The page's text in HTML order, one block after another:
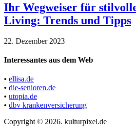
Ihr Wegweiser für
Living: Trends und Tipps
22. Dezember 2023
Interessantes aus dem Web
• ellisa.de
• die-senioren.de
• utopia.de
• dbv krankenversicherung
Copyright © 2026. kulturpixel.de